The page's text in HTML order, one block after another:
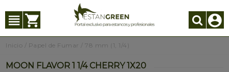
Inicio Papel de Fumar /78 mm (1, 1/4)
MOON FLAVOR 1 1/4 CHERRY 1X20